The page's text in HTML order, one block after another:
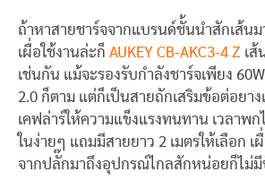
ถ้าหาสายชาร์จจากแบรนด์ชั้นนำสักเส้นม
เผื่อใช้งานล่ะก็ AUKEY CB-AKC3-4 Z เส้
เช่นกัน แม้จะรองรับกำลังชาร์จเพียง
2.0 ก็ตาม แต่ก็เป็นสายถักเสริมข้อต่อยา
เคฟล่าร์ให้ความแข็งแรงทนทาน เวลาพ
ในง่ายๆ แถมมีสายยาว 2 เมตรให้เลือก เ
จากปลั๊กมาถึงอุปกรณ์ไกลสักหน่อยก็ไม่